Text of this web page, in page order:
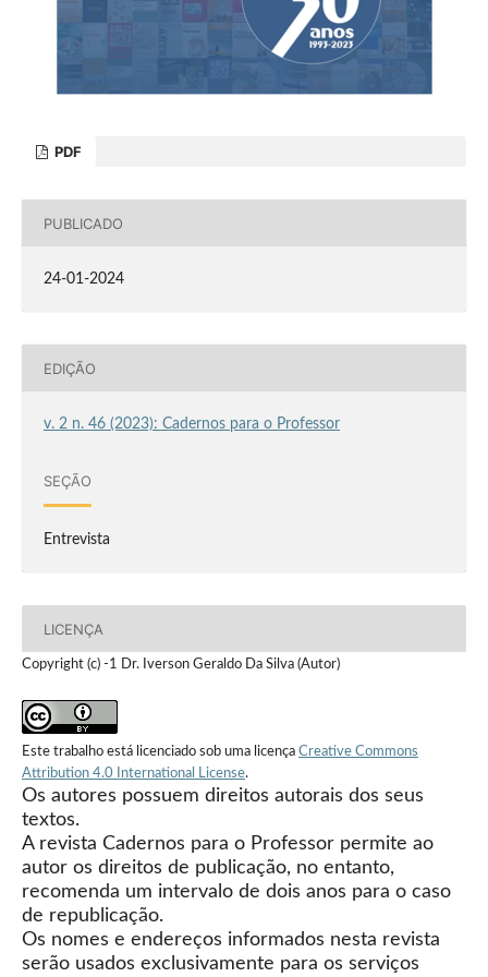
PDF
PUBLICADO
24-01-2024
EDIÇÃO
v. 2 n. 46 (2023): Cadernos para o Professor
SEÇÃO
Entrevista
LICENÇA
Copyright (c) -1 Dr. Iverson Geraldo Da Silva (Autor)
Este trabalho está licenciado sob uma licença Creative Commons
Attribution 4.0 International License.
Os autores possuem direitos autorais dos seus
textos.
A revista Cadernos para o Professor permite ao
autor os direitos de publicação, no entanto,
recomenda um intervalo de dois anos para o caso
de republicação.
Os nomes e endereços informados nesta revista
serão usados exclusivamente para os serviços